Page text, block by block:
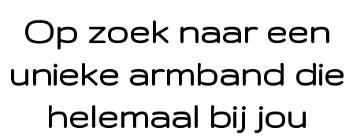
Op zoek naar een
unieke armband die
helemaal bij jou